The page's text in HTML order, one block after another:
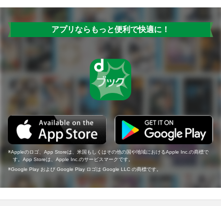
アプリならもっと便利で快適に！
Appleのロゴ、App Storeは、米国もしくはその他の国や地域におけるApple Inc.の商標で
す。App Storeは、Apple Inc.のサービスマークです。
Google Play および Google Play ロゴは Google LLC の商標です。